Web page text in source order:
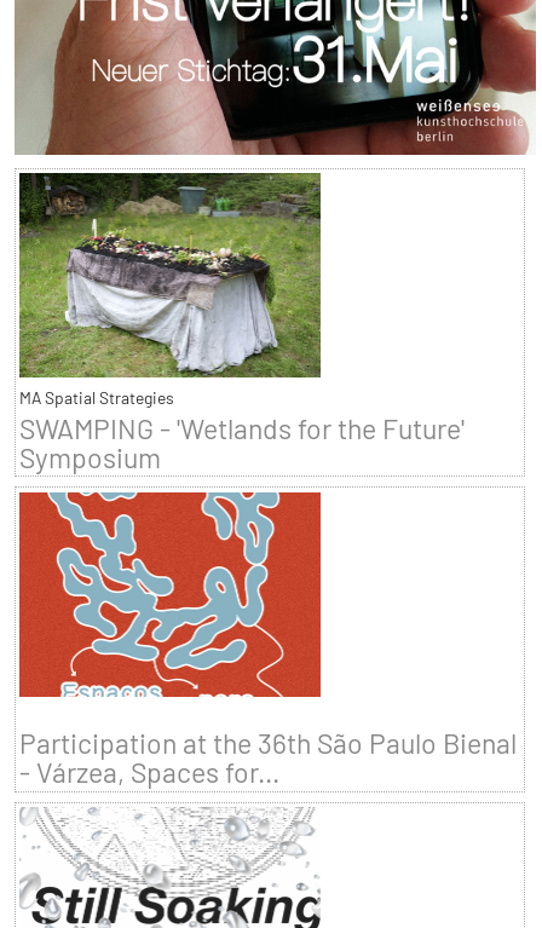
MA Spatial Strategies
SWAMPING - 'Wetlands for the Future'
Symposium
Participation at the 36th São Paulo Bienal
- Várzea, Spaces for...